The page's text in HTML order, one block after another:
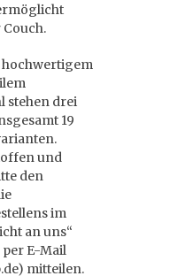
hochwertigem
stehen drei
19
und
den
im
an uns“
E-Mail
mitteilen.